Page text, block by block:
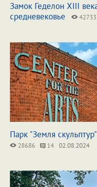
Замок Геделон XIII
средневековье
42733
Парк "Земля
28686 14 02.08.2024